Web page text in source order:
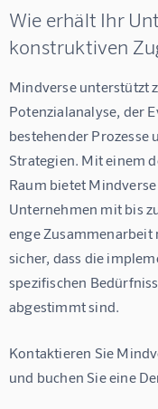
Wie erhält Ihr
konstruktiven
Mindverse unterstützt
Potenzialanalyse, der
bestehender Prozesse
Strategien. Mit einem
Raum bietet
Unternehmen mit bis
enge
sicher, dass die
spezifischen
abgestimmt sind.
Kontaktieren Sie
und buchen Sie eine